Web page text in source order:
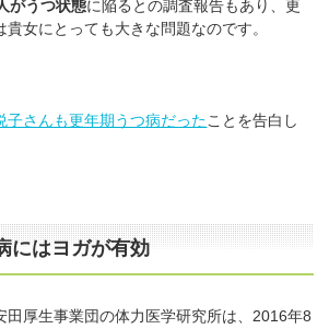
がうつ状態に陥るとの調査報告もあり、更
女にとっても大きな問題なのです。
子さんも更年期うつ病だったことを告白し
にはヨガが有効
田厚生事業団の体力医学研究所は、2016年8